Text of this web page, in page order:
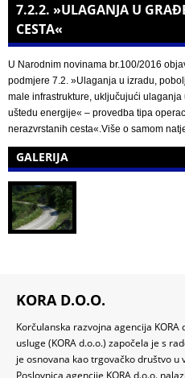
7.2.2. »ULAGANJA U
CESTA«
U Narodnim novinama br.100/2016
podmjere 7.2. »Ulaganja u izradu,
male infrastrukture, uključujući
uštedu energije« – provedba tipa
nerazvrstanih cesta«.Više o samom
GALERIJA
KORA D.O.O.
Korčulanska razvojna agencija
usluge (KORA d.o.o.) započela je s
je osnovana kao trgovačko društvo u
Poslovnica agencije KORA d.o.o.